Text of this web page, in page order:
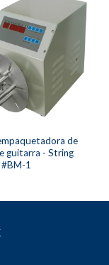
de
guitarra - String
1